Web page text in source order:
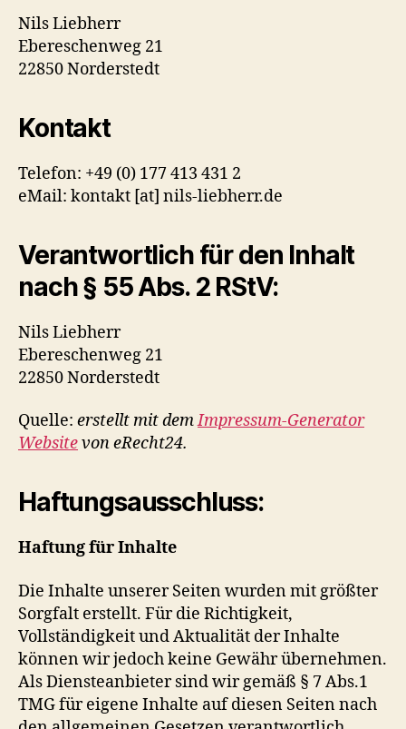
Nils Liebherr
Ebereschenweg 21
22850 Norderstedt
Kontakt
Telefon: +49 (0) 177 413 431 2
eMail: kontakt [at] nils-liebherr.de
Verantwortlich für den Inhalt
nach § 55 Abs. 2 RStV:
Nils Liebherr
Ebereschenweg 21
22850 Norderstedt
Quelle: erstellt mit demImpressum-Generator
Websitevon eRecht24.
Haftungsausschluss:
Haftung für Inhalte
Die Inhalte unserer Seiten wurden mit größter
Sorgfalt erstellt. Für die Richtigkeit,
Vollständigkeit und Aktualität der Inhalte
können wir jedoch keine Gewähr übernehmen.
Als Diensteanbieter sind wir gemäß § 7 Abs.1
TMG für eigene Inhalte auf diesen Seiten nach